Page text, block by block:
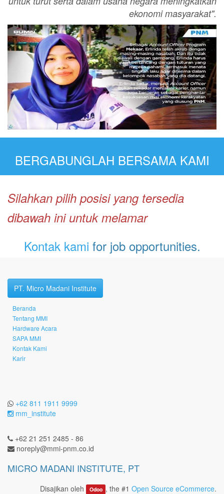
ekonomi masyarakat".
BERGABUNGLAH BERSAMA KAMI
Silahkan pilih posisi yang tersedia
dibawah ini untuk melamar
Kontak kami for job opportunities.
PT. Micro Madani Institute
Beranda
Tentang MMI
Hardware Acara
SAPA MMI
Kontak Kami
Karir
+62 811 1911 9999
mm_institute
+62 21 251 2485 - 86
noreply@mmi-pnm.co.id
MICRO MADANI INSTITUTE, PT
Disajikan oleh Odoo , the #1 Open Source eCommerce.